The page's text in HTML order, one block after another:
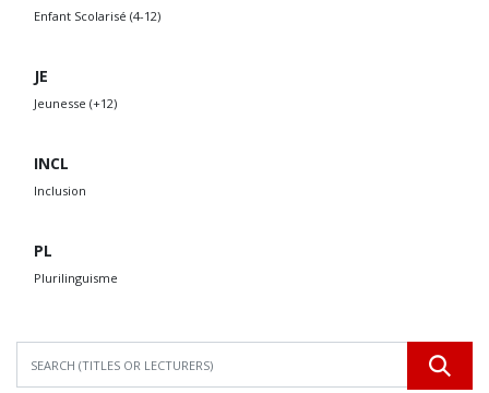
Enfant Scolarisé (4-12)
JE
Jeunesse (+12)
INCL
Inclusion
PL
Plurilinguisme